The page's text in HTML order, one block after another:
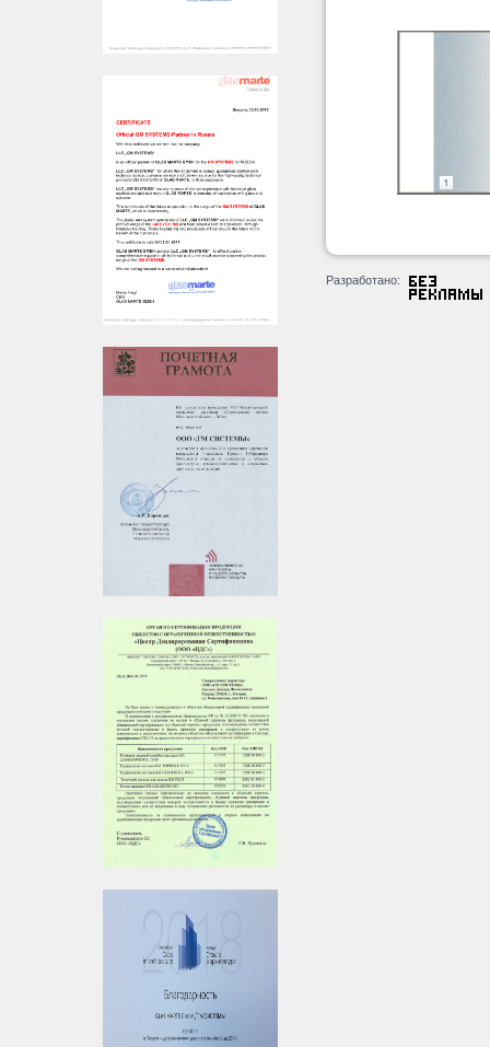
Разработано: